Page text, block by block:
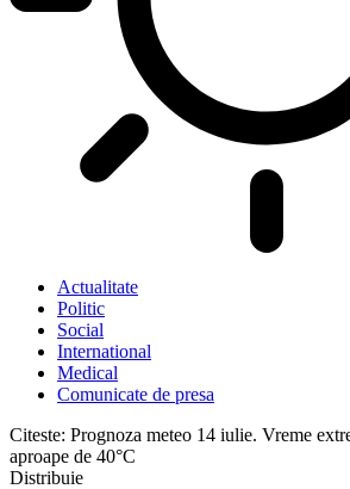
Actualitate
Politic
Social
International
Medical
Comunicate de presa
Citeste: Prognoza meteo 14 iulie. Vreme
aproape de 40°C
Distribuie